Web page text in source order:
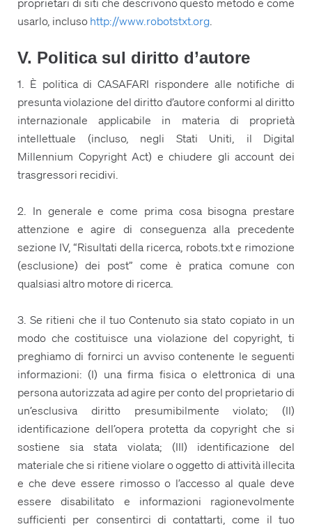
usarlo, inclusohttp://www.robotstxt.org
V. Politica sul diritto d’autore
1. È politica di CASAFARI rispondere alle notifiche di
presunta violazione del diritto d’autore conformi al diritto
internazionale applicabile in materia di proprietà
intellettuale (incluso, negli Stati Uniti, il Digital
Millennium Copyright Act) e chiudere gli account dei
trasgressori recidivi.
2. In generale e come prima cosa bisogna prestare
attenzione e agire di conseguenza alla precedente
sezione IV, “Risultati della ricerca, robots.txt e rimozione
(esclusione) dei post” come è pratica comune con
qualsiasi altro motore di ricerca.
3. Se ritieni che il tuo Contenuto sia stato copiato in un
modo che costituisce una violazione del copyright, ti
preghiamo di fornirci un avviso contenente le seguenti
informazioni: (I) una firma fisica o elettronica di una
persona autorizzata ad agire per conto del proprietario di
un’esclusiva diritto presumibilmente violato; (II)
identificazione dell’opera protetta da copyright che si
sostiene sia stata violata; (III) identificazione del
materiale che si ritiene violare o oggetto di attività illecita
e che deve essere rimosso o l’accesso al quale deve
essere disabilitato e informazioni ragionevolmente
sufficienti per consentirci di contattarti, come il tuo